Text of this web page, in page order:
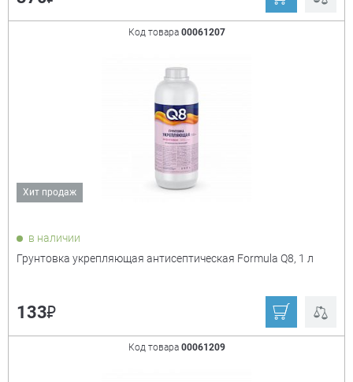
белый
коричневый красно-коричневый
синий
Код товара 00061207
Хит продаж
в наличии
Грунтовка укрепляющая антисептическая Formula Q8, 1 л
133₽
Код товара 00061209